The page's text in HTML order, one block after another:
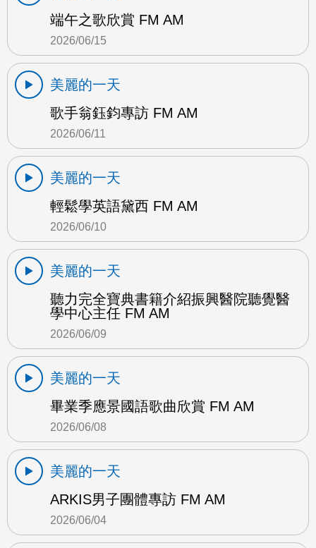
端午之歌欣賞 FM AM
2026/06/15
美麗的一天
歌手翁鈺鈞專訪 FM AM
2026/06/11
美麗的一天
輕鬆學英語黛西 FM AM
2026/06/10
美麗的一天
聽力完全寶典書籍介紹振興醫院聽覺醫
學中心主任 FM AM
2026/06/09
美麗的一天
畢業季應景國語歌曲欣賞 FM AM
2026/06/08
美麗的一天
ARKIS男子團體專訪 FM AM
2026/06/04